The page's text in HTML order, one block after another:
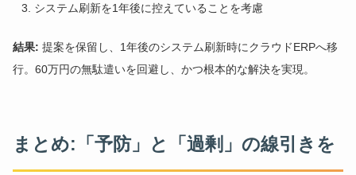
システム刷新を1年後に控えていることを考慮
結果: 提案を保留し、1年後のシステム刷新時にクラウドERPへ移
行。60万円の無駄遣いを回避し、かつ根本的な解決を実現。
まとめ:「予防」と「過剰」の線引きを